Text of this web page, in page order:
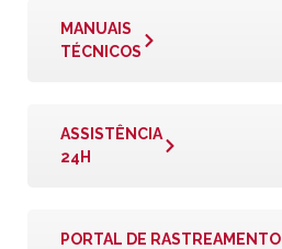
MANUAIS
TÉCNICOS
ASSISTÊNCIA
24H
PORTAL DE RASTREAMENTO